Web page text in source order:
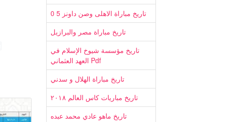
تاريخ مباراة الاهلى وصن داونز 5 0
تاريخ مباراة مصر والبرازيل
تاريخ مؤسسة شيوخ الإسلام في
العهد العثماني Pdf
تاريخ مباراة الهلال و سدني
تاريخ مباريات كاس العالم ٢٠١٨
تاريخ ماهو عادي محمد عبده